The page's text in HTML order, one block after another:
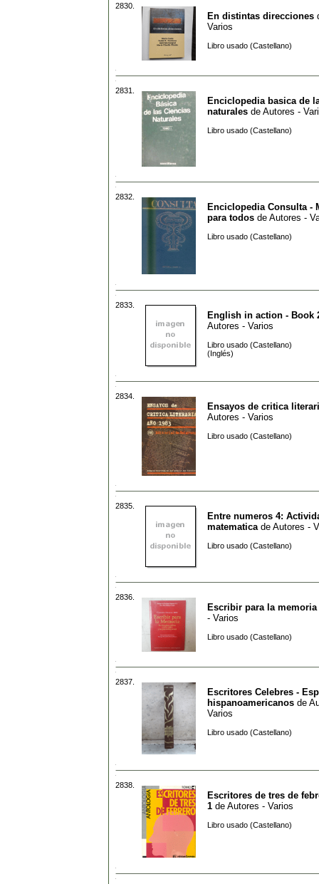
2830.
En distintas direcciones
Varios
Libro usado (Castellano)
2831.
Enciclopedia basica de
naturales de Autores -
Libro usado (Castellano)
2832.
Enciclopedia Consulta -
para todos de Autores -
Libro usado (Castellano)
2833.
English in action - Book
Autores - Varios
Libro usado (Castellano)
(Inglés)
2834.
Ensayos de critica
Autores - Varios
Libro usado (Castellano)
2835.
Entre numeros 4:
matematica de Autores -
Libro usado (Castellano)
2836.
Escribir para la memoria
- Varios
Libro usado (Castellano)
2837.
Escritores Celebres -
hispanoamericanos de
Varios
Libro usado (Castellano)
2838.
Escritores de tres de
1 de Autores - Varios
Libro usado (Castellano)